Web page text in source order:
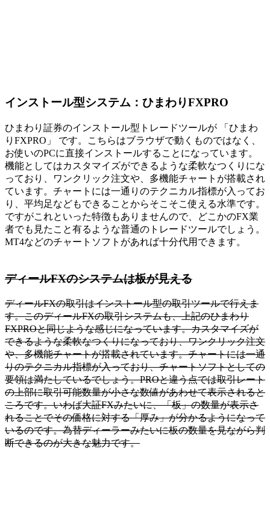
インストール型システム：ひまわりFXPRO
ひまわり証券のインストール型トレードツールが 「ひまわ
りFXPRO」 です。こちらはブラウザで動くものではなく、
お使いのPCに直接インストールすることになっています。
機能としてはカスタマイズができるような柔軟なつくりにな
っており、ワンクリック注文や、多機能チャートが搭載され
ています。チャートには一通りのテクニカル指標が入ってお
り、平均足などもできることからそこそこ使える水準です。
ですがこれといった特徴もありませんので、どこかのFX業
者でも見たこと有るような普通のトレードツールでしょう。
MT4などのチャートソフトがあれば十分代用できます。
ディールFXのシステムは板が見える
ディールFXの取引はインストール型の取引ツールで行えま
す。このディールFXの取引システムも、上記のひまわり
FXPROと同じような感じになっています。カスタマイズが
できるような柔軟なつくりになっており、ワンクリック注文
や、多機能チャートが搭載されています。チャートには一通
りのテクニカル指標が入っており、チャートソフトとしての
要領は満たしているでしょう。PROと違う点では取引レート
の上部に取引可能数量が小さな数値があわせて表示されると
ころです。いわば大証FXみたいに、「板」の数量が表示さ
れることでその価格に対する「厚み」が分かるようになって
いるのです。為替ディーラーみたいに板の数量を見ながら判
断できるのが大きな魅力です。